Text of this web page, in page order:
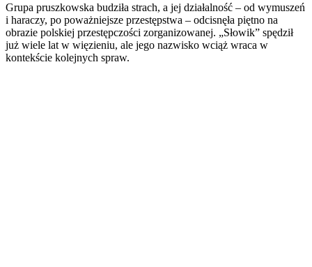
Grupa pruszkowska budziła strach, a jej działalność – od wymuszeń
i haraczy, po poważniejsze przestępstwa – odcisnęła piętno na
obrazie polskiej przestępczości zorganizowanej. „Słowik” spędził
już wiele lat w więzieniu, ale jego nazwisko wciąż wraca w
kontekście kolejnych spraw.